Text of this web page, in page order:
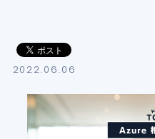
ブ
2022.06.06